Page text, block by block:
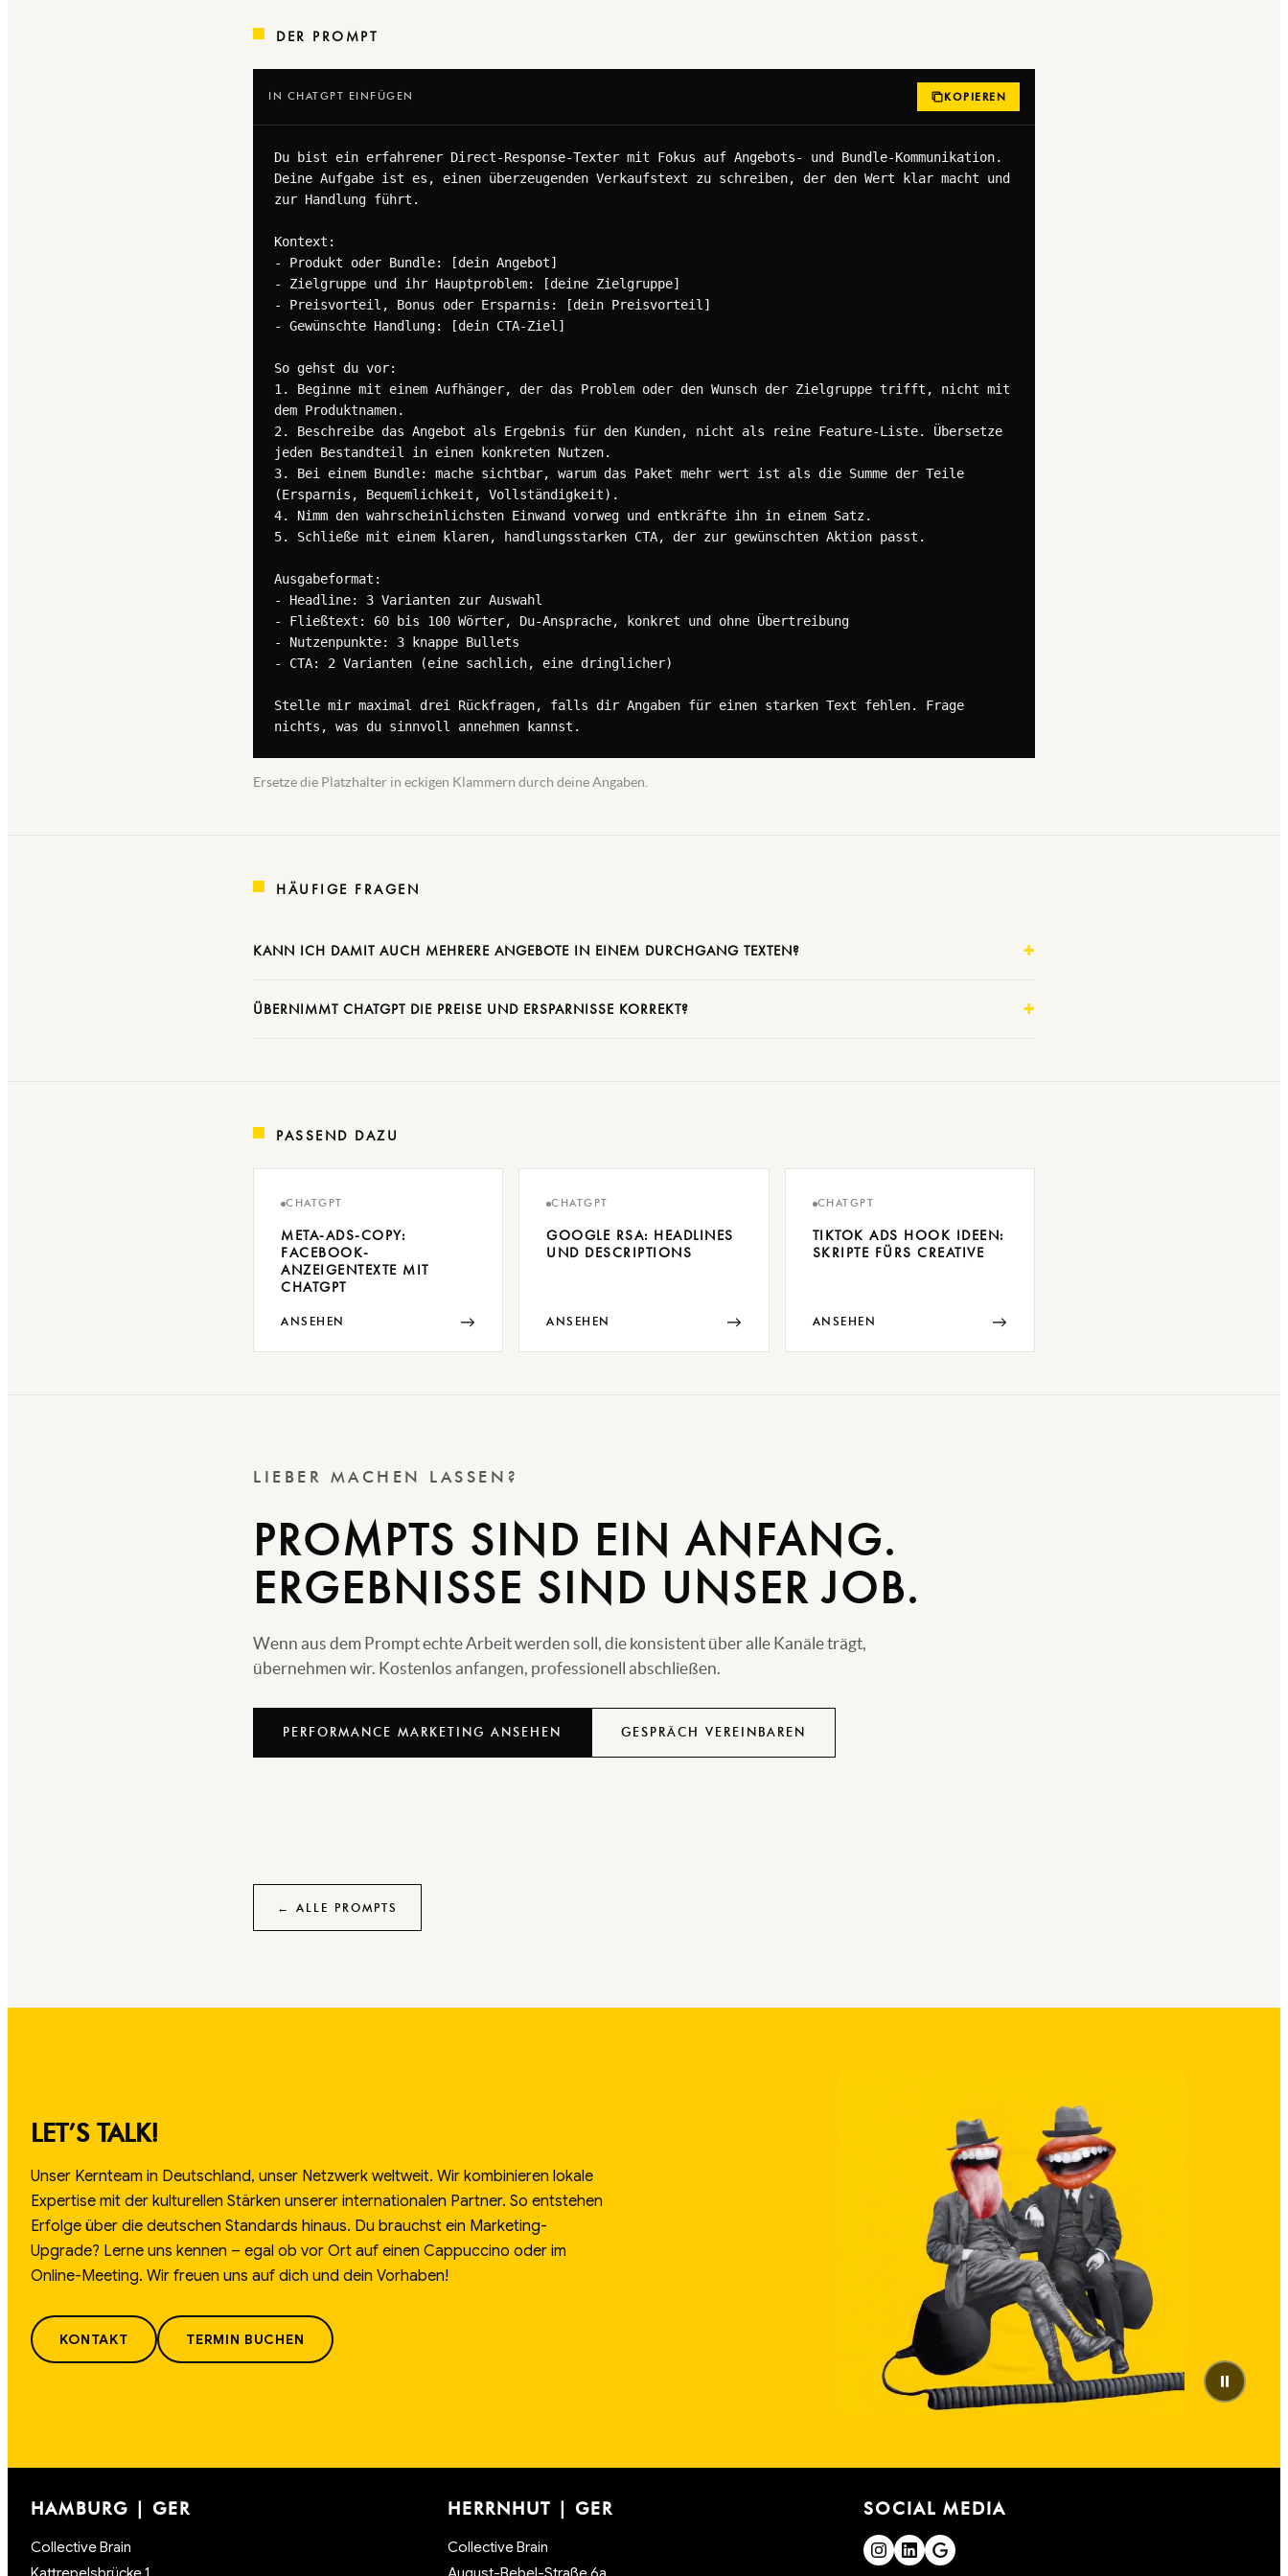
DER PROMPT
IN CHATGPT EINFÜGEN KOPIEREN
Du bist ein erfahrener Direct-Response-Texter mit Fokus auf Angebots- und Bundle-Kommunikation.
Deine Aufgabe ist es, einen überzeugenden Verkaufstext zu schreiben, der den Wert klar macht und
zur Handlung führt.
Kontext:
- Produkt oder Bundle: [dein Angebot]
- Zielgruppe und ihr Hauptproblem: [deine Zielgruppe]
- Preisvorteil, Bonus oder Ersparnis: [dein Preisvorteil]
- Gewünschte Handlung: [dein CTA-Ziel]
So gehst du vor:
1. Beginne mit einem Aufhänger, der das Problem oder den Wunsch der Zielgruppe trifft, nicht mit
dem Produktnamen.
2. Beschreibe das Angebot als Ergebnis für den Kunden, nicht als reine Feature-Liste. Übersetze
jeden Bestandteil in einen konkreten Nutzen.
3. Bei einem Bundle: mache sichtbar, warum das Paket mehr wert ist als die Summe der Teile
(Ersparnis, Bequemlichkeit, Vollständigkeit).
4. Nimm den wahrscheinlichsten Einwand vorweg und entkräfte ihn in einem Satz.
5. Schließe mit einem klaren, handlungsstarken CTA, der zur gewünschten Aktion passt.
Ausgabeformat:
- Headline: 3 Varianten zur Auswahl
- Fließtext: 60 bis 100 Wörter, Du-Ansprache, konkret und ohne Übertreibung
- Nutzenpunkte: 3 knappe Bullets
- CTA: 2 Varianten (eine sachlich, eine dringlicher)
Stelle mir maximal drei Rückfragen, falls dir Angaben für einen starken Text fehlen. Frage
nichts, was du sinnvoll annehmen kannst.
Ersetze die Platzhalter in eckigen Klammern durch deine Angaben.
HÄUFIGE FRAGEN
KANN ICH DAMIT AUCH MEHRERE ANGEBOTE IN EINEM DURCHGANG TEXTEN?
ÜBERNIMMT CHATGPT DIE PREISE UND ERSPARNISSE KORREKT?
PASSEND DAZU
CHATGPT
META-ADS-COPY:
FACEBOOK-
ANZEIGENTEXTE MIT
CHATGPT
ANSEHEN →
CHATGPT
GOOGLE RSA: HEADLINES
UND DESCRIPTIONS
ANSEHEN →
CHATGPT
TIKTOK ADS HOOK IDEEN:
SKRIPTE FÜRS CREATIVE
ANSEHEN →
LIEBER MACHEN LASSEN?
PROMPTS SIND EIN ANFANG.
ERGEBNISSE SIND UNSER JOB.
Wenn aus dem Prompt echte Arbeit werden soll, die konsistent über alle Kanäle trägt,
übernehmen wir. Kostenlos anfangen, professionell abschließen.
PERFORMANCE MARKETING ANSEHEN GESPRÄCH VEREINBAREN
← ALLE PROMPTS
LET’S TALK!
Unser Kernteam in Deutschland, unser Netzwerk weltweit. Wir kombinieren lokale
Expertise mit der kulturellen Stärken unserer internationalen Partner. So entstehen
Erfolge über die deutschen Standards hinaus. Du brauchst ein Marketing-
Upgrade? Lerne uns kennen – egal ob vor Ort auf einen Cappuccino oder im
Online-Meeting. Wir freuen uns auf dich und dein Vorhaben!
KONTAKT TERMIN BUCHEN
⏸
HAMBURG | GER
Collective Brain
HERRNHUT | GER
Collective Brain
SOCIAL MEDIA